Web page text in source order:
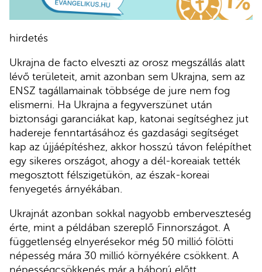
hirdetés
Ukrajna de facto elveszti az orosz megszállás alatt
lévő területeit, amit azonban sem Ukrajna, sem az
ENSZ tagállamainak többsége de jure nem fog
elismerni. Ha Ukrajna a fegyverszünet után
biztonsági garanciákat kap, katonai segítséghez jut
hadereje fenntartásához és gazdasági segítséget
kap az újjáépítéshez, akkor hosszú távon felépíthet
egy sikeres országot, ahogy a dél-koreaiak tették
megosztott félszigetükön, az észak-koreai
fenyegetés árnyékában.
Ukrajnát azonban sokkal nagyobb emberveszteség
érte, mint a példában szereplő Finnországot. A
függetlenség elnyerésekor még 50 millió fölötti
népesség mára 30 millió környékére csökkent. A
népességcsökkenés már a háború előtt